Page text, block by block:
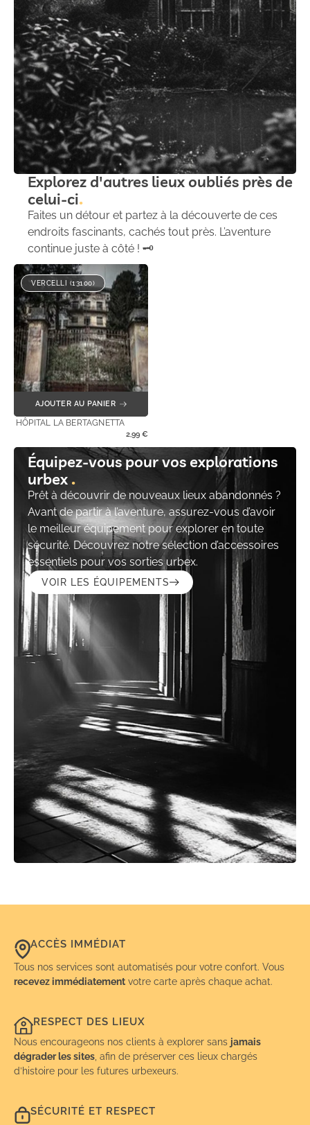
Explorez d'autres lieux oubliés près de
celui-ci
Faites un détour et partez à la découverte de ces
endroits fascinants, cachés tout près. L’aventure
continue juste à côté ! 🗝️
VERCELLI (13100)
AJOUTER AU PANIER
HÔPITAL LA BERTAGNETTA
2,99 €
Équipez-vous pour vos explorations
urbex
Prêt à découvrir de nouveaux lieux abandonnés ?
Avant de partir à l’aventure, assurez-vous d’avoir
le meilleur équipement pour explorer en toute
sécurité. Découvrez notre sélection d’accessoires
essentiels pour vos sorties urbex.
VOIR LES ÉQUIPEMENTS
ACCÈS IMMÉDIAT
Tous nos services sont automatisés pour votre confort. Vous
recevez immédiatement votre carte après chaque achat.
RESPECT DES LIEUX
Nous encourageons nos clients à explorer sans jamais
dégrader les sites , afin de préserver ces lieux chargés
d’histoire pour les futures urbexeurs.
SÉCURITÉ ET RESPECT